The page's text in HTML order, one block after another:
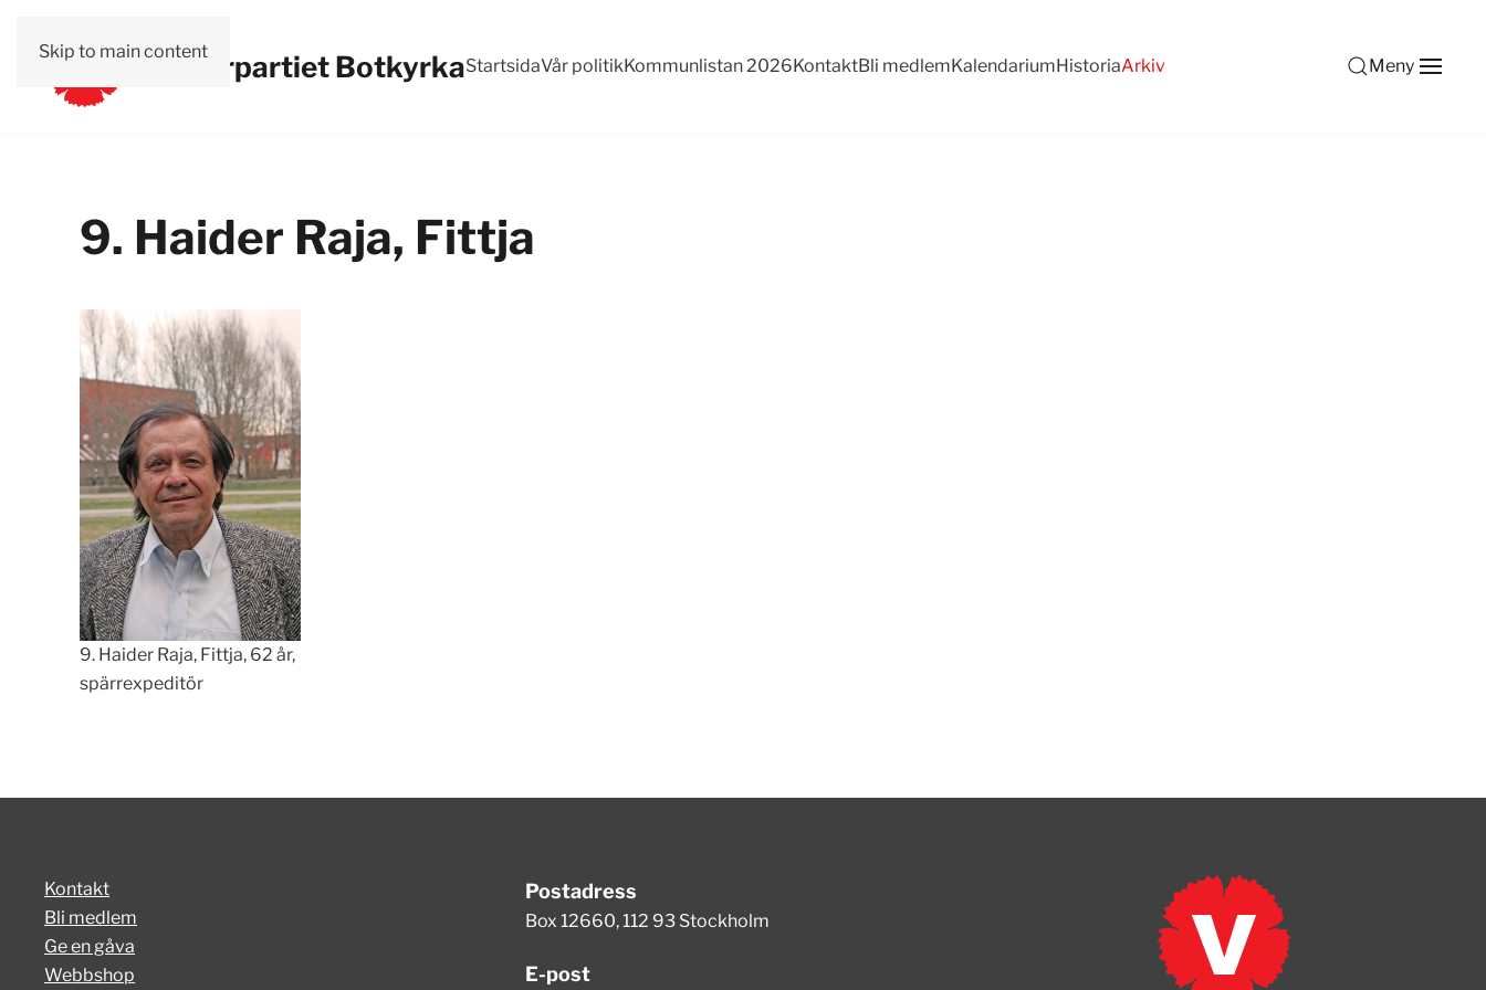
Skip to main contentVänsterpartiet BotkyrkaStartsidaVår politikKommunlistan 2026KontaktBli medlemKalendariumHistoriaArkiv Meny
9. Haider Raja, Fittja
9. Haider Raja, Fittja, 62 år,
spärrexpeditör
Kontakt
Bli medlem
Ge en gåva
Webbshop
Postadress
Box 12660, 112 93 Stockholm
E-post